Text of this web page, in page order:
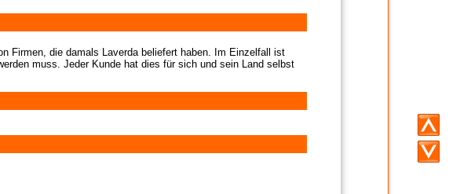
Firmen, die damals Laverda beliefert haben. Im Einzelfall ist
muss. Jeder Kunde hat dies für sich und sein Land selbst